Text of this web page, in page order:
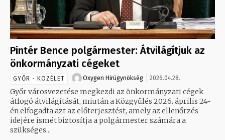
Pintér Bence polgármester: Átvilágítjuk az
önkormányzati cégeket
GYŐR - KÖZÉLET Oxygen Hirügynökség 2026.04.28.
Győr városvezetése megkezdi az önkormányzati cégek
átfogó átvilágítását, miután a Közgyűlés 2026. április 24-
én elfogadta azt az előterjesztést, amely az ellenőrzés
idejére ismét biztosítja a polgármester számára a
szükséges...